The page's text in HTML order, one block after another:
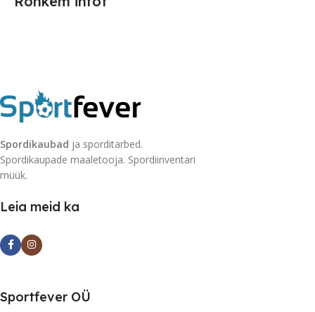
Spordikaubad ja sporditarbed.
Spordikaupade maaletooja. Spordiinventari
müük.
Leia meid ka
Sportfever OÜ